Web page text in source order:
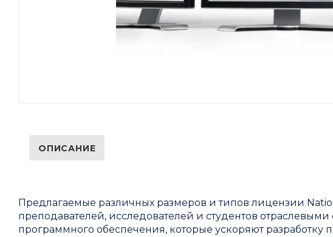
ОПИСАНИЕ
Предлагаемые различных размеров и типов лицензии
преподавателей, исследователей и студентов
программного обеспечения, которые ускоряют